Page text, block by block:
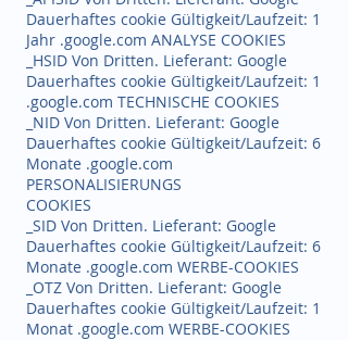
Dauerhaftes cookie Gültigkeit/Laufzeit: 1
Jahr .google.com ANALYSE COOKIES
_HSID Von Dritten. Lieferant: Google
Dauerhaftes cookie Gültigkeit/Laufzeit: 1
.google.com TECHNISCHE COOKIES
_NID Von Dritten. Lieferant: Google
Dauerhaftes cookie Gültigkeit/Laufzeit: 6
Monate .google.com
PERSONALISIERUNGS
COOKIES
_SID Von Dritten. Lieferant: Google
Dauerhaftes cookie Gültigkeit/Laufzeit: 6
Monate .google.com WERBE-COOKIES
_OTZ Von Dritten. Lieferant: Google
Dauerhaftes cookie Gültigkeit/Laufzeit: 1
Monat .google.com WERBE-COOKIES